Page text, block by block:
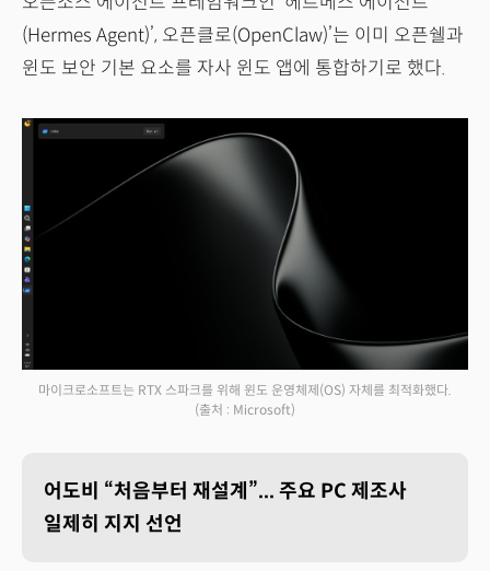
(Hermes Agent)’, 오픈클로(OpenClaw)’는 이미 오픈쉘과
윈도 보안 기본 요소를 자사 윈도 앱에 통합하기로 했다.
마이크로소프트는 RTX 스파크를 위해 윈도 운영체제(OS) 자체를 최적화했다.
(출처 : Microsoft)
어도비 “처음부터 재설계”... 주요 PC 제조사
일제히 지지 선언